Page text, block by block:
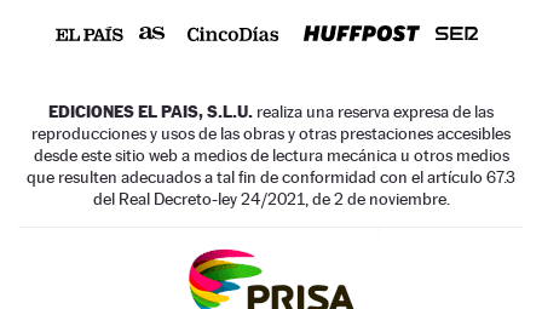
EDICIONES EL PAIS, S.L.U. realiza una reserva expresa de las
reproducciones y usos de las obras y otras prestaciones accesibles
desde este sitio web a medios de lectura mecánica u otros medios
que resulten adecuados a tal fin de conformidad con el artículo 67.3
del Real Decreto-ley 24/2021, de 2 de noviembre.